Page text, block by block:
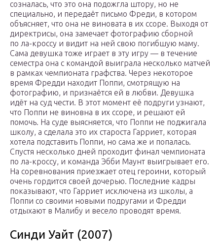
созналась, что это она подожгла штору, но не
специально, и передаёт письмо Фреди, в котором
объясняет, что она не виновата в их ссоре. Выходя от
директрисы, она замечает фотографию сборной
по ла-кроссу и видит на ней свою погибшую маму.
Сама девушка тоже играет в эту игру — в течение
семестра она с командой выиграла несколько матчей
в рамках чемпионата графства. Через некоторое
время Фредди находит Поппи, смотрящую на
фотографию, и признаётся ей в любви. Девушка
идёт на суд чести. В этот момент её подруги узнают,
что Поппи не виновна в их ссоре, и решают ей
помочь. На суде выясняется, что Поппи не поджигала
школу, а сделала это их староста Гарриет, которая
хотела подставить Поппи, но сама же и попалась.
Спустя несколько дней проходит финал чемпионата
по ла-кроссу, и команда Эбби Маунт выигрывает его.
На соревнования приезжает отец героини, который
очень гордится своей дочерью. Последние кадры
показывают, что Гарриет исключена из школы, а
Поппи со своими новыми подругами и Фредди
отдыхают в Малибу и весело проводят время.
Синди Уайт (2007)